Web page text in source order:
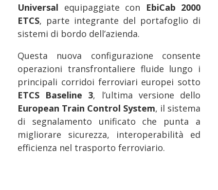
Universal equipaggiate con
EbiCab 2000
ETCS, parte integrante del portafoglio di
sistemi di bordo dell’azienda.
Questa nuova configurazione consente
operazioni transfrontaliere fluide lungo i
principali corridoi ferroviari europei sotto
ETCS Baseline 3, l’ultima versione dello
European Train Control System, il sistema
di segnalamento unificato che punta a
migliorare sicurezza, interoperabilità ed
efficienza nel trasporto ferroviario.